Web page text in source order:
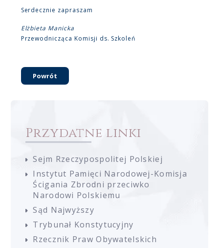
Serdecznie zapraszam
Elżbieta Manicka
Przewodnicząca Komisji ds. Szkoleń
Powrót
Przydatne linki
Sejm Rzeczypospolitej Polskiej
Instytut Pamięci Narodowej-Komisja
Ścigania Zbrodni przeciwko
Narodowi Polskiemu
Sąd Najwyższy
Trybunał Konstytucyjny
Rzecznik Praw Obywatelskich